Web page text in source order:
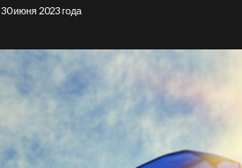
30 июня 2023 года